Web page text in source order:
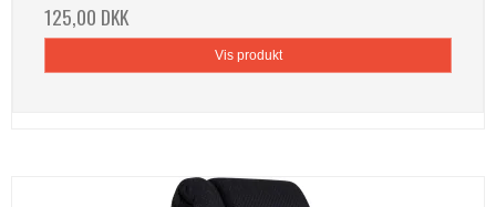
125,00 DKK
Vis produkt